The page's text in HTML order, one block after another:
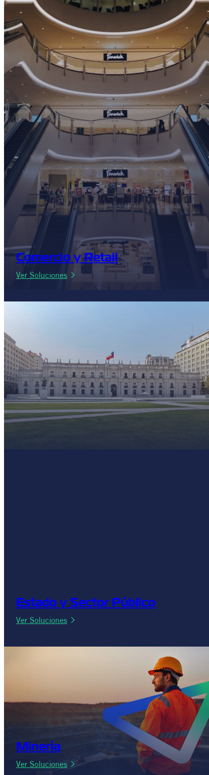
Comercio y Retail
Ver Soluciones:
y
Estado y Sector Público
Ver Soluciones:
y
Minería
Ver Soluciones: